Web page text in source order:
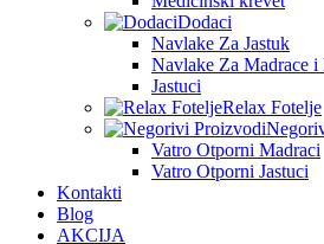
Dodaci
Navlake Za Jastuk
Navlake Za Madrace i
Jastuci
Relax Fotelje
Vatro Otporni Madraci
Vatro Otporni Jastuci
Kontakti
Blog
AKCIJA